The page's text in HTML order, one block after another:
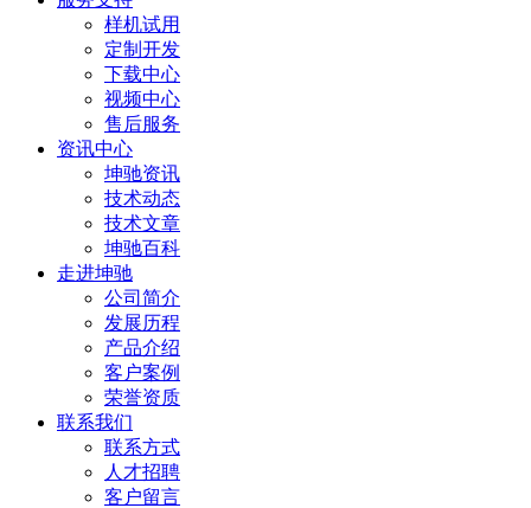
样机试用
定制开发
下载中心
视频中心
售后服务
资讯中心
坤驰资讯
技术动态
技术文章
坤驰百科
走进坤驰
公司简介
发展历程
产品介绍
客户案例
荣誉资质
联系我们
联系方式
人才招聘
客户留言